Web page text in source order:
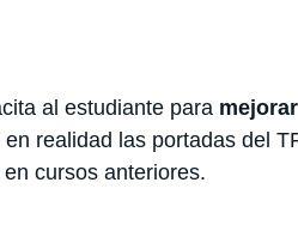
al estudiante para
realidad las portadas del
cursos anteriores.